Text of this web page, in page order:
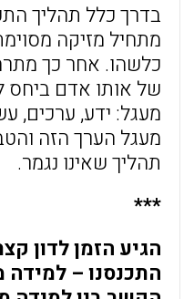
בדרך כלל תהליך
מתחיל מזיקה
כלשהו. אחר כך
של אותו אדם ביחס
מעגל: ידע, ערכים,
מעגל הערך הזה
תהליך שאינו נגמר.
***
הגיע הזמן לדון
התכנסנו –